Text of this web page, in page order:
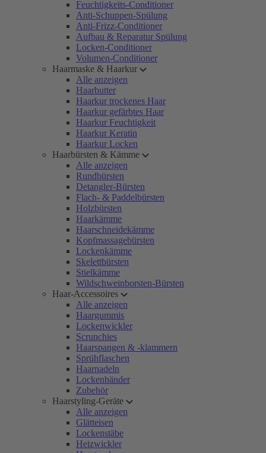
Feuchtigkeits-Conditioner
Anti-Schuppen-Spülung
Anti-Frizz-Conditioner
Aufbau & Reparatur Spülung
Locken-Conditioner
Volumen-Conditioner
Haarmaske & Haarkur
Alle anzeigen
Haarbutter
Haarkur trockenes Haar
Haarkur gefärbtes Haar
Haarkur Feuchtigkeit
Haarkur Keratin
Haarkur Locken
Haarbürsten & Kämme
Alle anzeigen
Rundbürsten
Detangler-Bürsten
Flach- & Paddelbürsten
Holzbürsten
Haarkämme
Haarschneidekämme
Kopfmassagebürsten
Lockenkämme
Skelettbürsten
Stielkämme
Wildschweinborsten-Bürsten
Haar-Accessoires
Alle anzeigen
Haargummis
Lockenwickler
Scrunchies
Haarspangen & -klammern
Sprühflaschen
Haarnadeln
Lockenbänder
Zubehör
Haarstyling-Geräte
Alle anzeigen
Glätteisen
Lockenstäbe
Heizwickler